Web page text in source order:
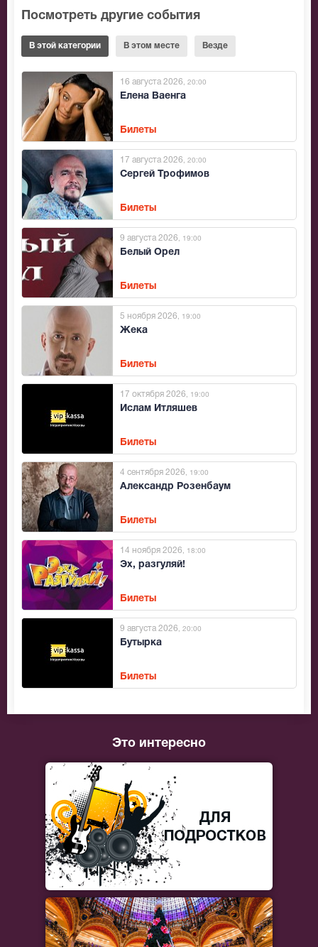
Посмотреть другие события
В этой категории В этом месте Везде
Елена Ваенга
16 августа 2026 , 20:00
Билеты
Сергей Трофимов
17 августа 2026 , 20:00
Билеты
Белый Орел
9 августа 2026 , 19:00
Билеты
Жека
5 ноября 2026 , 19:00
Билеты
Ислам Итляшев
17 октября 2026 , 19:00
Билеты
Александр Розенбаум
4 сентября 2026 , 19:00
Билеты
Эх, разгуляй!
14 ноября 2026 , 18:00
Билеты
Бутырка
9 августа 2026 , 20:00
Билеты
Это интересно